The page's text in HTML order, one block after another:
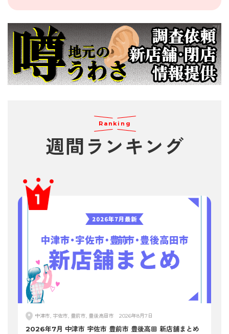
Ranking
週間 ランキング
中津市, 宇佐市, 豊前市, 豊後高田市 2026年8月7日
2026年7月 中津市 宇佐市 豊前市 豊後高田 新店舗まとめ